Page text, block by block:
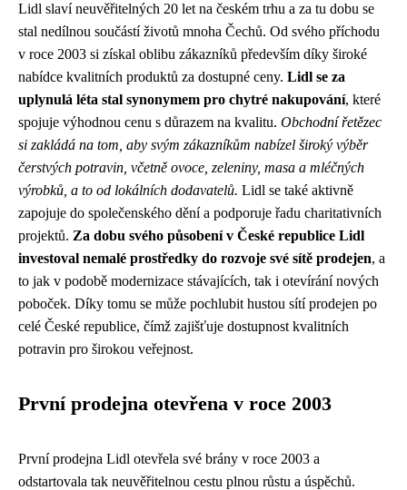
Lidl slaví neuvěřitelných 20 let na českém trhu a za tu dobu se
stal nedílnou součástí životů mnoha Čechů. Od svého příchodu
v roce 2003 si získal oblibu zákazníků především díky široké
nabídce kvalitních produktů za dostupné ceny. Lidl se za
uplynulá léta stal synonymem pro chytré nakupování, které
spojuje výhodnou cenu s důrazem na kvalitu. Obchodní řetězec
si zakládá na tom, aby svým zákazníkům nabízel široký výběr
čerstvých potravin, včetně ovoce, zeleniny, masa a mléčných
výrobků, a to od lokálních dodavatelů. Lidl se také aktivně
zapojuje do společenského dění a podporuje řadu charitativních
projektů. Za dobu svého působení v České republice Lidl
investoval nemalé prostředky do rozvoje své sítě prodejen, a
to jak v podobě modernizace stávajících, tak i otevírání nových
poboček. Díky tomu se může pochlubit hustou sítí prodejen po
celé České republice, čímž zajišťuje dostupnost kvalitních
potravin pro širokou veřejnost.
První prodejna otevřena v roce 2003
První prodejna Lidl otevřela své brány v roce 2003 a
odstartovala tak neuvěřitelnou cestu plnou růstu a úspěchů.